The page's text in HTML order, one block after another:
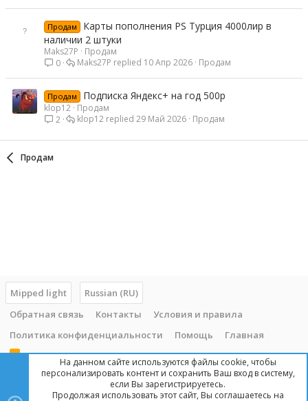
Продам
Карты пополнения PS Турция 4000лир в
наличии 2 штуки
Maks27P
Продам
0
Продам
10 Апр 2026
Maks27P
Продам Подписка Яндекс+ на год 500р
klop12 Продам
2
Продам
29 Май 2026
klop12
Продам
Mipped light
Russian (RU)
Обратная связь
Контакты
Условия и правила
Политика конфиденциальности
Помощь Главная
R
На данном сайте используются файлы cookie, чтобы
персонализировать контент и сохранить Ваш вход в систему,
если Вы зарегистрируетесь.
Продолжая использовать этот сайт, Вы соглашаетесь на